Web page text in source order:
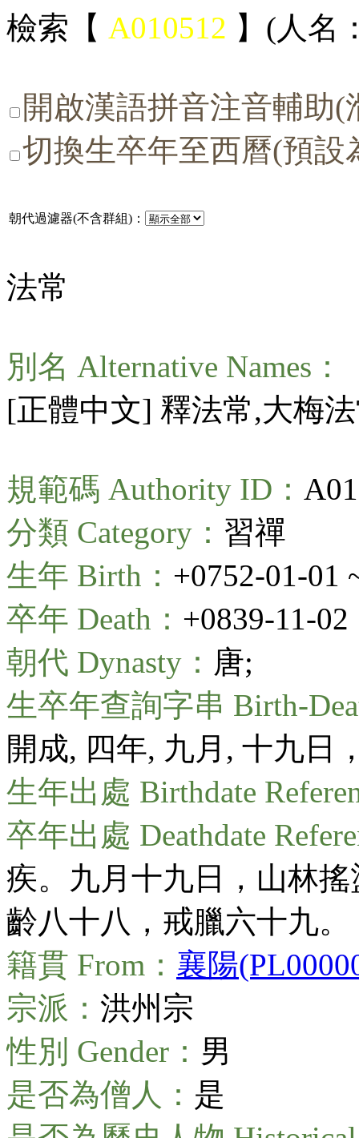
檢索【 A010512 】(人名
開啟漢語拼音注音輔助
切換生卒年至西曆(預設
朝代過濾器(不含群組)：
法常
別名 Alternative Names：
[正體中文] 釋法常,大梅
規範碼 Authority ID：
分類 Category： 習禪
生年 Birth： +0752-01-01
卒年 Death： +0839-11-02
朝代 Dynasty： 唐;
生卒年查詢字串 Birth-
開成, 四年, 九月, 十九日
生年出處 Birthdate
卒年出處 Deathdate
疾。九月十九日，山林
齡八十八，戒臘六十九。
籍貫 From： 襄陽
宗派： 洪州宗
性別 Gender： 男
是否為僧人： 是